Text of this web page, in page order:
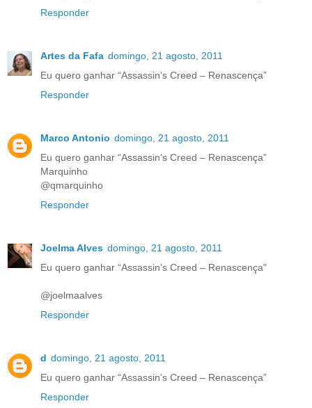
Responder
Artes da Fafa domingo, 21 agosto, 2011
Eu quero ganhar “Assassin’s Creed – Renascença”
Responder
Marco Antonio domingo, 21 agosto, 2011
Eu quero ganhar “Assassin’s Creed – Renascença”
Marquinho
@qmarquinho
Responder
Joelma Alves domingo, 21 agosto, 2011
Eu quero ganhar “Assassin’s Creed – Renascença"
@joelmaalves
Responder
d domingo, 21 agosto, 2011
Eu quero ganhar “Assassin’s Creed – Renascença”
Responder